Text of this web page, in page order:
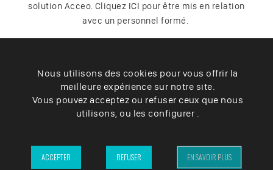
solution Acceo. Cliquez ICI pour être mis en relation
avec un personnel formé.
Plan du site Contact Vos données
Cookies
Accessibilité
– Ville du Teich ©2025 –
Nous utilisons des cookies pour vous offrir la
meilleure expérience sur notre site.
Vous pouvez acceptez ou refuser ceux que nous
utilisons, ou les configurer .
ACCEPTER REFUSER EN SAVOIR PLUS